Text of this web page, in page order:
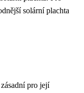
solární plachta
pro její